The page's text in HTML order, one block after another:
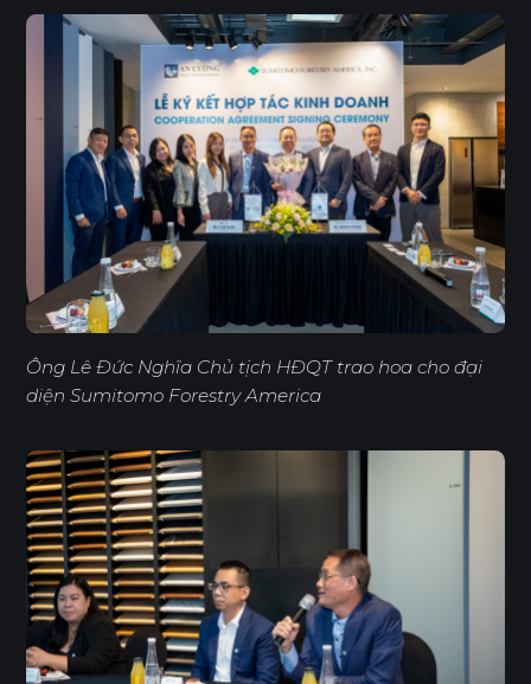
Ông Lê Đức Nghĩa Chủ tịch HĐQT trao hoa cho đại
diện Sumitomo Forestry America